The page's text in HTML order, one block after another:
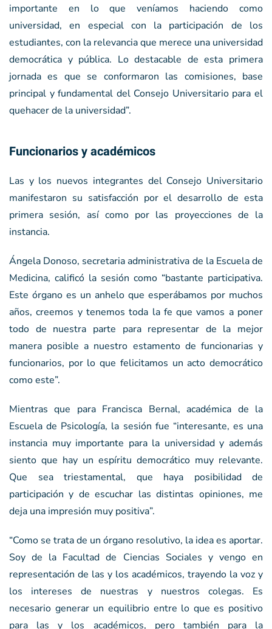
importante en lo que veníamos haciendo como
universidad, en especial con la participación de los
estudiantes, con la relevancia que merece una universidad
democrática y pública. Lo destacable de esta primera
jornada es que se conformaron las comisiones, base
principal y fundamental del Consejo Universitario para el
quehacer de la universidad”.
Funcionarios y académicos
Las y los nuevos integrantes del Consejo Universitario
manifestaron su satisfacción por el desarrollo de esta
primera sesión, así como por las proyecciones de la
instancia.
Ángela Donoso, secretaria administrativa de la Escuela de
Medicina, calificó la sesión como “bastante participativa.
Este órgano es un anhelo que esperábamos por muchos
años, creemos y tenemos toda la fe que vamos a poner
todo de nuestra parte para representar de la mejor
manera posible a nuestro estamento de funcionarias y
funcionarios, por lo que felicitamos un acto democrático
como este”.
Mientras que para Francisca Bernal, académica de la
Escuela de Psicología, la sesión fue “interesante, es una
instancia muy importante para la universidad y además
siento que hay un espíritu democrático muy relevante.
Que sea triestamental, que haya posibilidad de
participación y de escuchar las distintas opiniones, me
deja una impresión muy positiva”.
“Como se trata de un órgano resolutivo, la idea es aportar.
Soy de la Facultad de Ciencias Sociales y vengo en
representación de las y los académicos, trayendo la voz y
los intereses de nuestras y nuestros colegas. Es
necesario generar un equilibrio entre lo que es positivo
para las y los académicos, pero también para la